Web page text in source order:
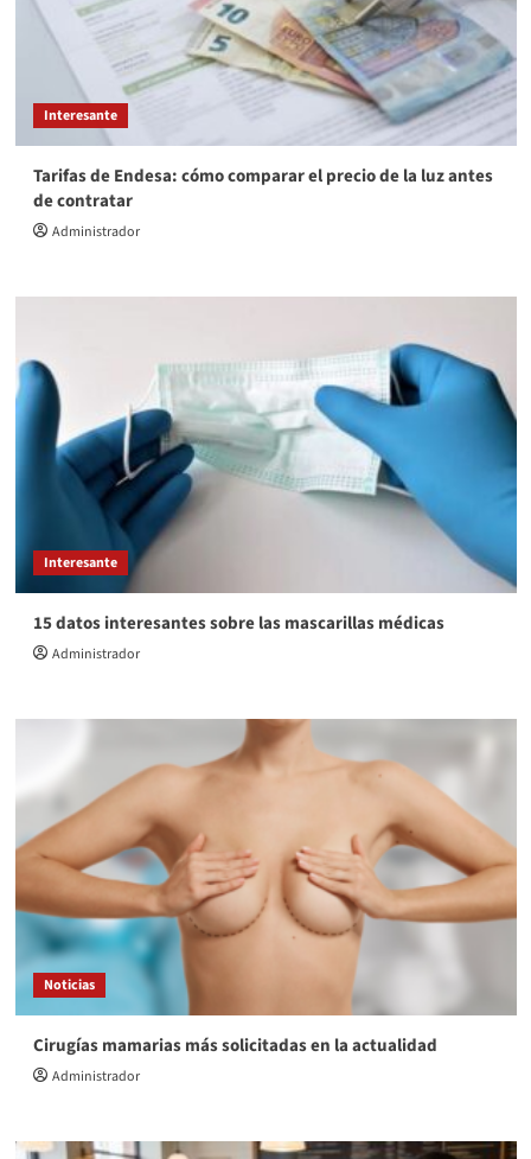
Interesante
Tarifas de Endesa: cómo comparar el precio de la luz antes
de contratar
Administrador
Interesante
15 datos interesantes sobre las mascarillas médicas
Administrador
Noticias
Cirugías mamarias más solicitadas en la actualidad
Administrador